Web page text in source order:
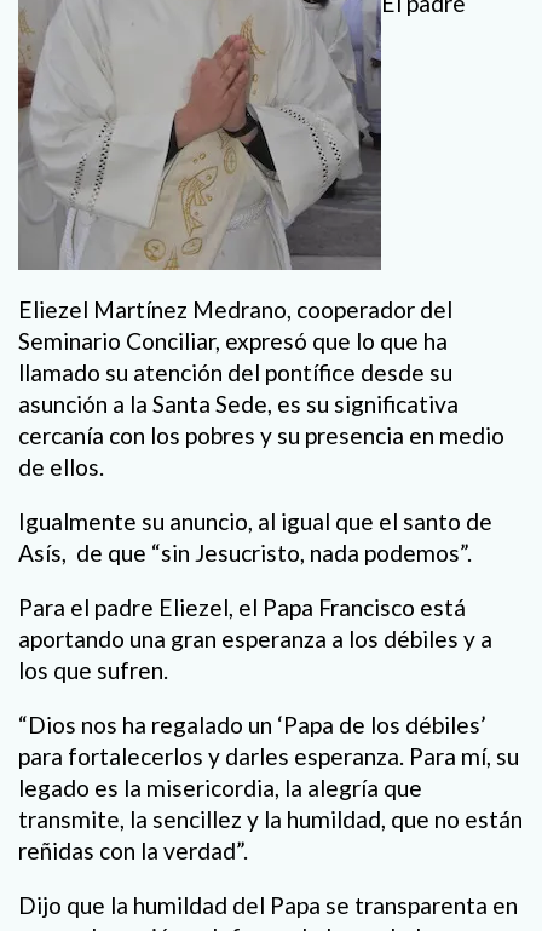
Eliezel Martínez Medrano, cooperador del
Seminario Conciliar, expresó que lo que ha
llamado su atención del pontífice desde su
asunción a la Santa Sede, es su significativa
cercanía con los pobres y su presencia en medio
de ellos.
Igualmente su anuncio, al igual que el santo de
Asís, de que “sin Jesucristo, nada podemos”.
Para el padre Eliezel, el Papa Francisco está
aportando una gran esperanza a los débiles y a
los que sufren.
“Dios nos ha regalado un ‘Papa de los débiles’
para fortalecerlos y darles esperanza. Para mí, su
legado es la misericordia, la alegría que
transmite, la sencillez y la humildad, que no están
reñidas con la verdad”.
Dijo que la humildad del Papa se transparenta en